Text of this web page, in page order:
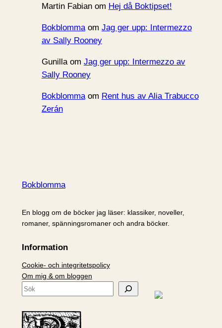
Martin Fabianom Hej då Boktipset!
Bokblommaom Jag ger upp: Intermezzo
av Sally Rooney
Gunillaom Jag ger upp: Intermezzo av
Sally Rooney
Bokblommaom Rent hus av Alia Trabucco
Zerán
Bokblomma
En blogg om de böcker jag läser: klassiker, noveller,
romaner, spänningsromaner och andra böcker.
Information
Cookie- och integritetspolicy
Om mig & om bloggen
S
k